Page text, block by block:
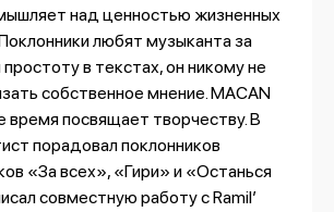
над ценностью жизненных
любят музыканта за
в текстах, он никому не
собственное мнение. MACAN
время посвящает творчеству. В
порадовал поклонников
«За всех», «Гири» и «Останься
совместную работу сRamil’